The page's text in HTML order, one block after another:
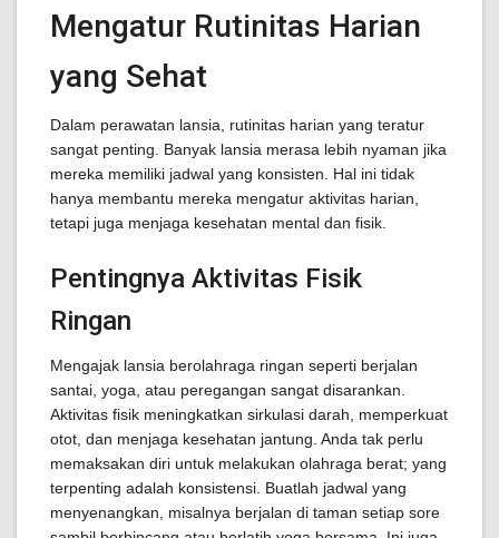
Mengatur Rutinitas Harian
yang Sehat
Dalam perawatan lansia, rutinitas harian yang teratur
sangat penting. Banyak lansia merasa lebih nyaman jika
mereka memiliki jadwal yang konsisten. Hal ini tidak
hanya membantu mereka mengatur aktivitas harian,
tetapi juga menjaga kesehatan mental dan fisik.
Pentingnya Aktivitas Fisik
Ringan
Mengajak lansia berolahraga ringan seperti berjalan
santai, yoga, atau peregangan sangat disarankan.
Aktivitas fisik meningkatkan sirkulasi darah, memperkuat
otot, dan menjaga kesehatan jantung. Anda tak perlu
memaksakan diri untuk melakukan olahraga berat; yang
terpenting adalah konsistensi. Buatlah jadwal yang
menyenangkan, misalnya berjalan di taman setiap sore